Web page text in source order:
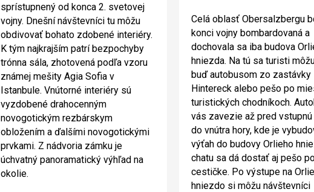
sprístupnený od konca 2. svetovej
vojny. Dnešní návštevníci tu môžu
obdivovať bohato zdobené interiéry.
K tým najkrajším patrí bezpochyby
trónna sála, zhotovená podľa vzoru
známej mešity Agia Sofia v
Istanbule. Vnútorné interiéry sú
vyzdobené drahocenným
novogotickým rezbárskym
obložením a ďalšími novogotickými
prvkami. Z nádvoria zámku je
úchvatný panoramatický výhľad na
okolie.
Celá oblasť Obersalzbergu
konci vojny bombardovaná a
dochovala sa iba budova
hniezda. Na tú sa turisti
buď autobusom zo zastávky
Hintereck alebo pešo po
turistických chodníkoch.
vás zavezie až pred vstupnú
do vnútra hory, kde je
výťah do budovy Orlieho
chatu sa dá dostať aj pešo
cestičke. Po výstupe na Orlie
hniezdo si môžu návštevníci